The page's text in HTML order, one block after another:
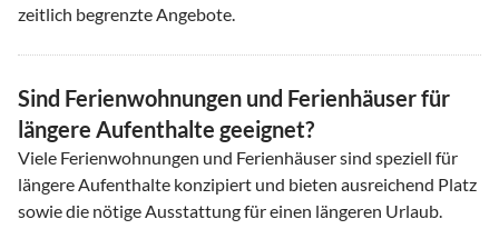
zeitlich begrenzte Angebote.
Sind Ferienwohnungen und Ferienhäuser für
längere Aufenthalte geeignet?
Viele Ferienwohnungen und Ferienhäuser sind speziell für
längere Aufenthalte konzipiert und bieten ausreichend Platz
sowie die nötige Ausstattung für einen längeren Urlaub.